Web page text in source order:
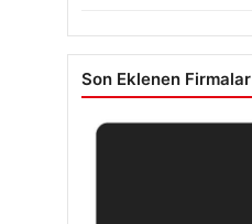
Son Eklenen Firmalar